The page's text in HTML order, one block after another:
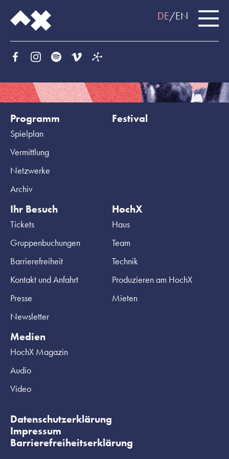
DE EN
Programm
Spielplan
Vermittlung
Netzwerke
Archiv
Festival
Ihr Besuch
Tickets
Gruppenbuchungen
Barrierefreiheit
Kontakt und Anfahrt
Presse
Newsletter
HochX
Haus
Team
Technik
Produzieren am HochX
Mieten
Medien
HochX Magazin
Audio
Video
Datenschutzerklärung
Impressum
Barrierefreiheitserklärung